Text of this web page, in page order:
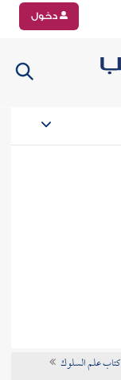
دخول
كتاب علم السلوك